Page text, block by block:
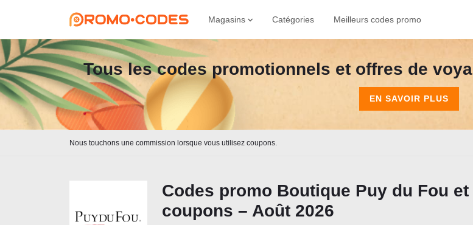
Magasins Catégories Meilleurs codes promo
Tous les codes promotionnels et offres de
EN SAVOIR PLUS
Nous touchons une commission lorsque vous utilisez coupons.
Codes promo Boutique Puy du Fou et
coupons – Août 2026